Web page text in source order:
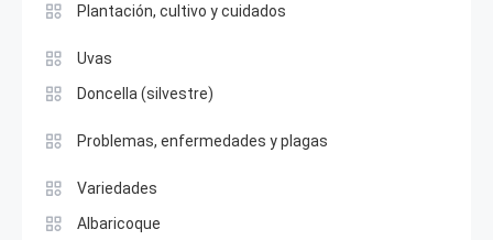
Plantación, cultivo y cuidados
Uvas
Doncella (silvestre)
Problemas, enfermedades y plagas
Variedades
Albaricoque